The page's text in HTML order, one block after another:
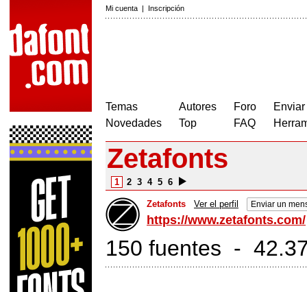
Mi cuenta | Inscripción
Temas
Novedades
Autores
Top
Foro
FAQ
Zetafonts
1 2 3 4 5 6
Zetafonts Ver el perfil Enviar un
https://www.zetafonts.com/
150 fuentes -